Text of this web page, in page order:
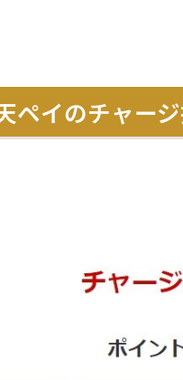
ペイのチャー